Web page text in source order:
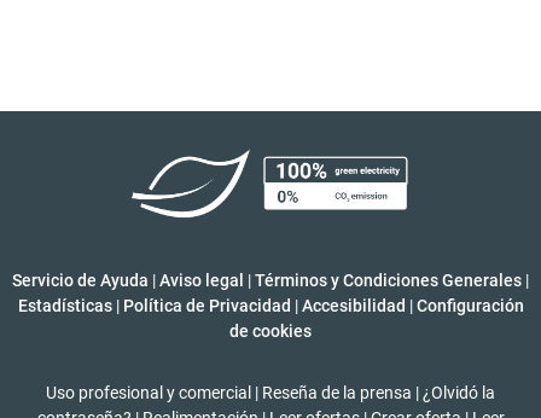
Servicio de Ayuda |Aviso legal |Términos y Condiciones Generales |
Estadísticas | Política de Privacidad | Accesibilidad | Configuración
de cookies
Uso profesional y comercial | Reseña de la prensa | ¿Olvidó la